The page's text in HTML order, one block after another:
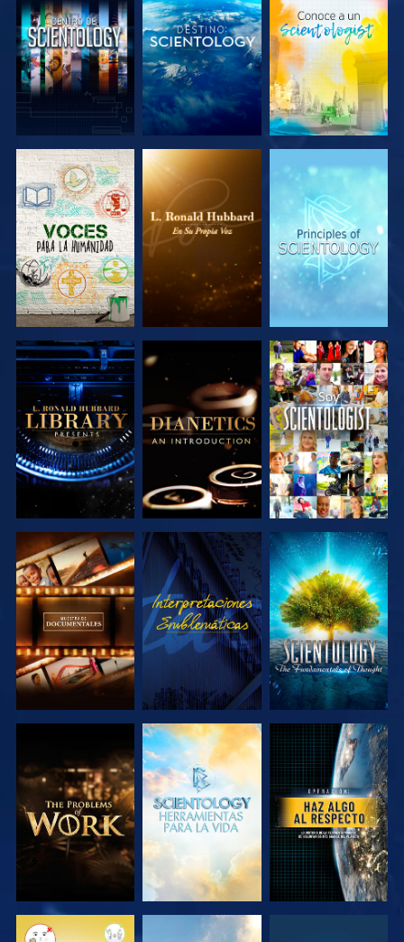
EXPLORA LAS
SERIES
EXPLORA LAS
SERIES
EXPLORA LAS
SERIES
EXPLORA LAS
SERIES
EXPLORA LAS
SERIES
VE
EXPLORA LAS
SERIES
VE
EXPLORA LAS
SERIES
EXPLORA LAS
SERIES
EXPLORA LAS
SERIES
VE